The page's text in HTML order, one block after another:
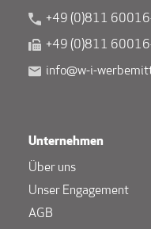
+49 (0)811
+49 (0)811
info@w-i-
Unternehmen
Über uns
Unser Engagement
AGB